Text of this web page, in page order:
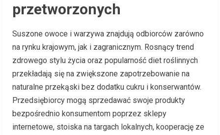
przetworzonych
Suszone owoce i warzywa znajdują odbiorców zarówno
na rynku krajowym, jak i zagranicznym. Rosnący trend
zdrowego stylu życia oraz popularność diet roślinnych
przekładają się na zwiększone zapotrzebowanie na
naturalne przekąski bez dodatku cukru i konserwantów.
Przedsiębiorcy mogą sprzedawać swoje produkty
bezpośrednio konsumentom poprzez sklepy
internetowe, stoiska na targach lokalnych, kooperację ze